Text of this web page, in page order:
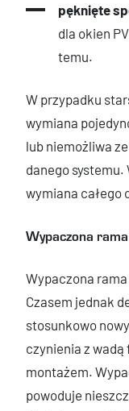
pęknięte
dla okien
temu.
W przypadku
wymiana
lub niemożliwa
danego
wymiana całego
Wypaczona
Wypaczona
Czasem jednak
stosunkowo
czynienia z
montażem.
powoduje